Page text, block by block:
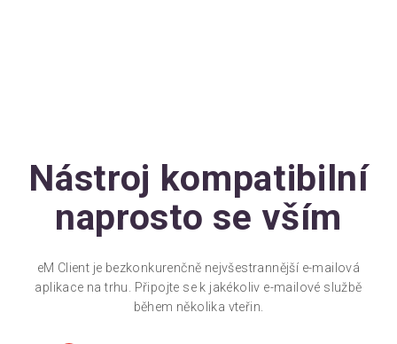
Nástroj kompatibilní
naprosto se vším
eM Client je bezkonkurenčně nejvšestrannější e-mailová
aplikace na trhu. Připojte se k jakékoliv e-mailové službě
během několika vteřin.